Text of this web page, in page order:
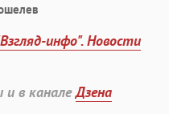
инфо". Новости
и в каналеДзена